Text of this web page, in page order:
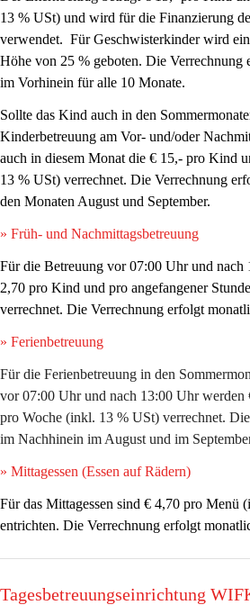
13 % USt) und wird für die Finanzierung
verwendet.  Für Geschwisterkinder wird
Höhe von 25 % geboten. Die Verrechnung
im Vorhinein für alle 10 Monate.
Sollte das Kind auch in den
Kinderbetreuung am Vor- und/oder
auch in diesem Monat die € 15,- pro Kind
13 % USt) verrechnet. Die Verrechnung
den Monaten August und September.
» Früh- und Nachmittagsbetreuung
Für die Betreuung vor 07:00 Uhr und nach
2,70 pro Kind und pro angefangener Stunde
verrechnet. Die Verrechnung erfolgt
» Ferienbetreuung
Für die Ferienbetreuung in den
vor 07:00 Uhr und nach 13:00 Uhr werden
pro Woche (inkl. 13 % USt) verrechnet.
im Nachhinein im August und im
» Mittagessen (Essen auf Rädern)
Für das Mittagessen sind € 4,70 pro Menü
entrichten. Die Verrechnung erfolgt
Tagesbetreuungseinrichtung